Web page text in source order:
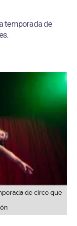
temporada de
de circo que